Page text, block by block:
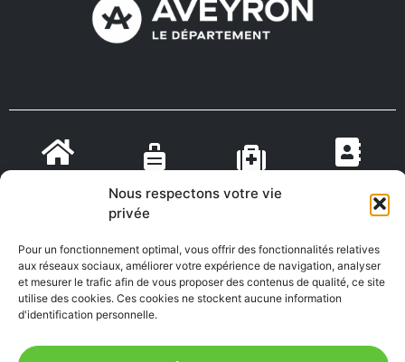
Nous respectons votre vie
privée
Pour un fonctionnement optimal, vous offrir des fonctionnalités relatives
aux réseaux sociaux, améliorer votre expérience de navigation, analyser
et mesurer le trafic afin de vous proposer des contenus de qualité, ce site
utilise des cookies. Ces cookies ne stockent aucune information
d'identification personnelle.
FABRIQUÉ EN
AVEYRON